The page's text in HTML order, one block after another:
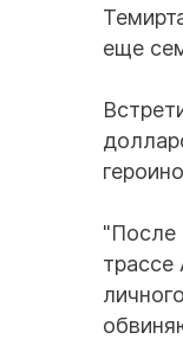
еще
"После
трассе